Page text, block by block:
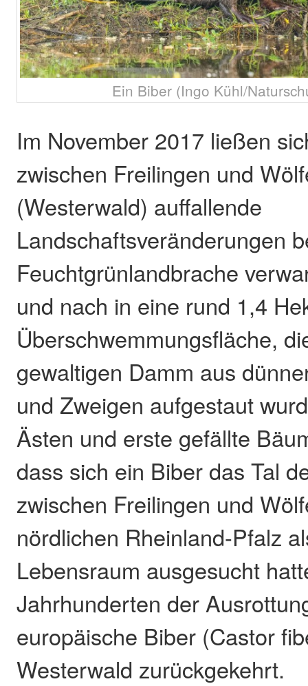
Ein Biber (Ingo Kühl/
Im November 2017 ließen
zwischen Freilingen und
(Westerwald) auffallende
Landschaftsveränderungen
Feuchtgrünlandbrache
und nach in eine rund 1,4
Überschwemmungsfläche,
gewaltigen Damm aus
und Zweigen aufgestaut
Ästen und erste gefällte
dass sich ein Biber das Tal
zwischen Freilingen und
nördlichen Rheinland-Pfalz
Lebensraum ausgesucht
Jahrhunderten der
europäische Biber (Castor
Westerwald zurückgekehrt.